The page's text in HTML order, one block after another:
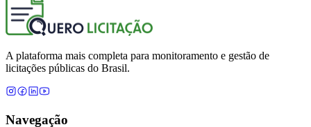
A plataforma mais completa para monitoramento e gestão de
licitações públicas do Brasil.
Navegação